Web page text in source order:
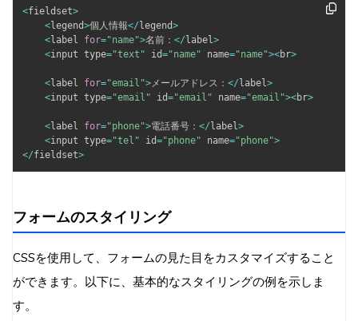
<fieldset>
<legend>個人情報</ legend>
<label for="name">名前： </ label>
<input type="text" id="name" name="name"><br>
<label for="email">メールアドレス： </ label>
<input type="email" id="email" name="email"><br>
<label for="phone">電話番号： </ label>
<input type="tel" id="phone" name="phone">
</fieldset>
フォームのスタイリング
CSSを使用して、フォームの見た目をカスタマイズすること
ができます。以下に、基本的なスタイリングの例を示しま
す。